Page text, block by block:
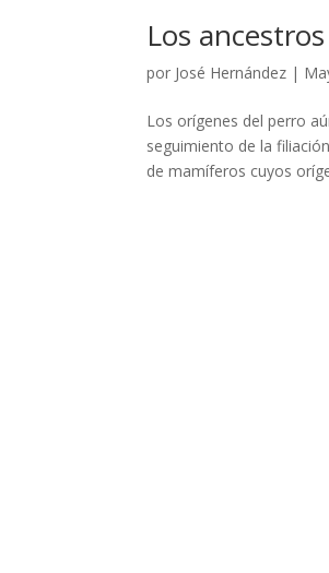
Los
por José Hernández |
Los orígenes del perro
seguimiento de la
de mamíferos cuyos